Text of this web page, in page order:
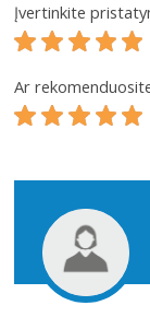
Įvertinkite
Ar